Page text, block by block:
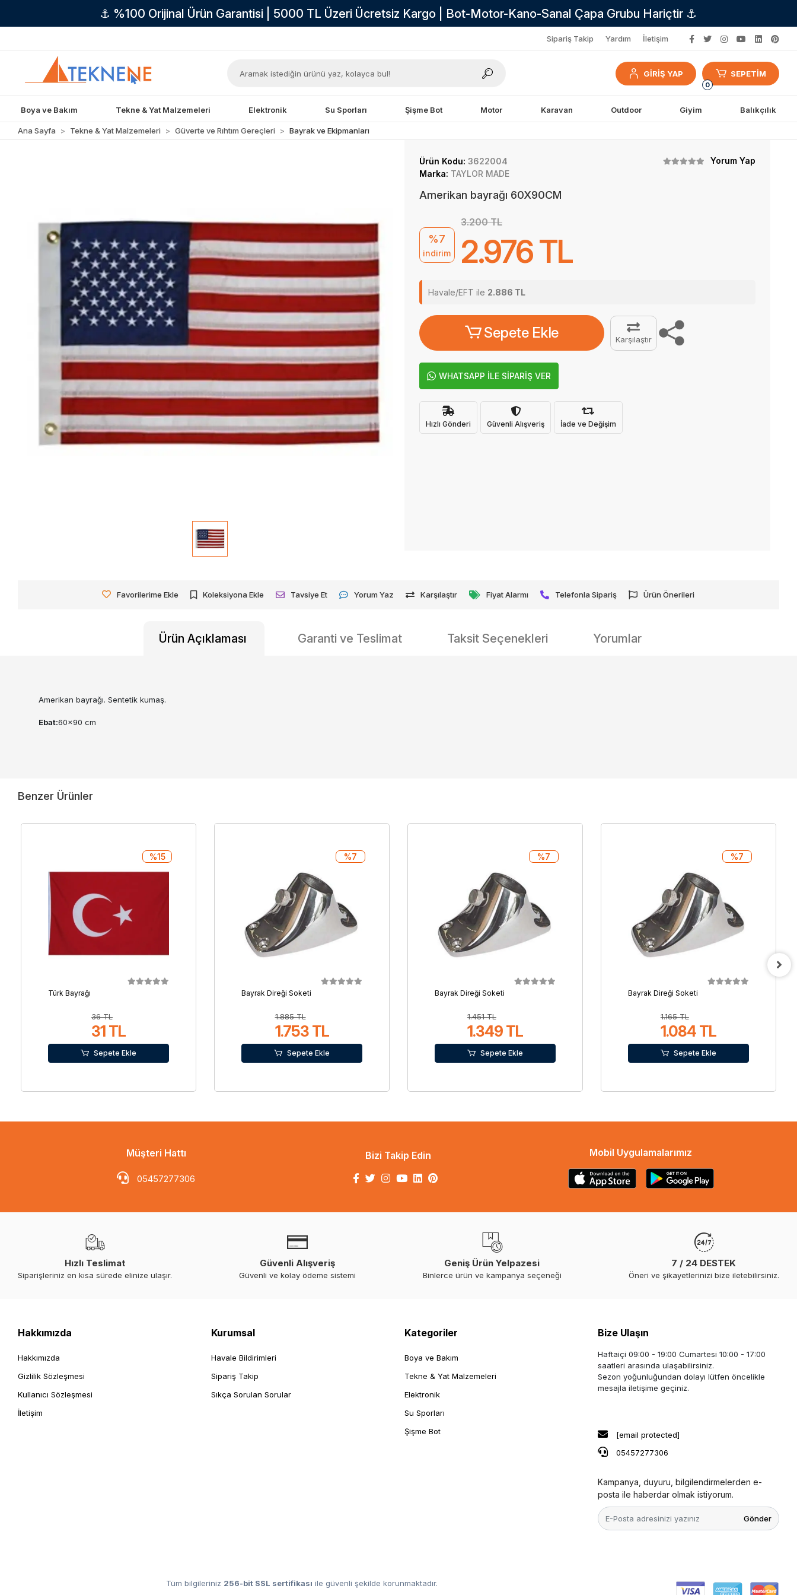
⚓ %100 Orijinal Ürün Garantisi | 5000 TL Üzeri Ücretsiz Kargo | Bot-Motor-Kano-Sanal Çapa Grubu Hariçtir ⚓
Sipariş Takip Yardım İletişim
GİRİŞ YAP
0
SEPETİM
Boya ve Bakım Tekne & Yat Malzemeleri Elektronik Su Sporları Şişme Bot Motor Karavan Outdoor Giyim Balıkçılık
Ana Sayfa Tekne & Yat Malzemeleri Güverte ve Rıhtım Gereçleri Bayrak ve Ekipmanları
Ürün Kodu: 3622004
Yorum Yap
Marka: TAYLOR MADE
Amerikan bayrağı 60X90CM
%7
indirim
3.200 TL
2.976 TL
Havale/EFT ile 2.886 TL
Sepete Ekle Karşılaştır
WHATSAPP İLE SİPARİŞ VER
Hızlı Gönderi Güvenli Alışveriş İade ve Değişim
Favorilerime Ekle Koleksiyona Ekle Tavsiye Et Yorum Yaz Karşılaştır Fiyat Alarmı Telefonla Sipariş Ürün Önerileri
Ürün Açıklaması Garanti ve Teslimat Taksit Seçenekleri Yorumlar
Amerikan bayrağı. Sentetik kumaş.
Ebat:60x90 cm
Benzer Ürünler
Türk Bayrağı
36 TL
31 TL
%15
Sepete Ekle
Bayrak Direği Soketi
1.885 TL
1.753 TL
%7
Sepete Ekle
Bayrak Direği Soketi
1.451 TL
1.349 TL
%7
Sepete Ekle
Bayrak Direği Soketi
1.165 TL
1.084 TL
%7
Sepete Ekle
Müşteri Hattı
05457277306
Bizi Takip Edin Mobil Uygulamalarımız
Hızlı Teslimat
Siparişleriniz en kısa sürede elinize ulaşır.
Güvenli Alışveriş
Güvenli ve kolay ödeme sistemi
Geniş Ürün Yelpazesi
Binlerce ürün ve kampanya seçeneği
7 / 24 DESTEK
Öneri ve şikayetlerinizi bize iletebilirsiniz.
Hakkımızda
Hakkımızda
Gizlilik Sözleşmesi
Kullanıcı Sözleşmesi
İletişim
Kurumsal
Havale Bildirimleri
Sipariş Takip
Sıkça Sorulan Sorular
Kategoriler
Boya ve Bakım
Tekne & Yat Malzemeleri
Elektronik
Su Sporları
Şişme Bot
Bize Ulaşın
Haftaiçi 09:00 - 19:00 Cumartesi 10:00 - 17:00
saatleri arasında ulaşabilirsiniz.
Sezon yoğunluğundan dolayı lütfen öncelikle
mesajla iletişime geçiniz.
[email protected]
05457277306
Kampanya, duyuru, bilgilendirmelerden e-
posta ile haberdar olmak istiyorum.
Gönder
Tüm bilgileriniz 256-bit SSL sertifikası ile güvenli şekilde korunmaktadır.